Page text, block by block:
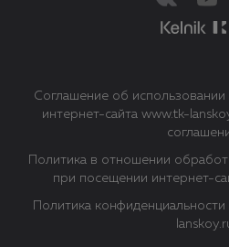
Политика в отношении
при посещении интернет-
Соглашение об
интернет-сайта www.tk-
Политика